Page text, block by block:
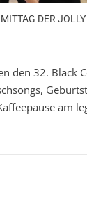
DER
den 32. Black
am